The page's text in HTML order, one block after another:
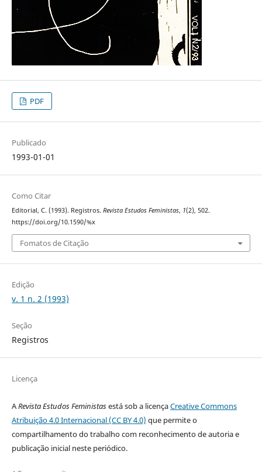
PDF
Publicado
1993-01-01
Como Citar
Editorial, C. (1993). Registros. Revista Estudos Feministas, 1(2), 502.
https://doi.org/10.1590/%x
Fomatos de Citação
Edição
v. 1 n. 2 (1993)
Seção
Registros
Licença
ARevista Estudos Feministasestá sob a licençaCreative Commons
Atribuição 4.0 Internacional (CC BY 4.0) que permite o
compartilhamento do trabalho com reconhecimento de autoria e
publicação inicial neste periódico.